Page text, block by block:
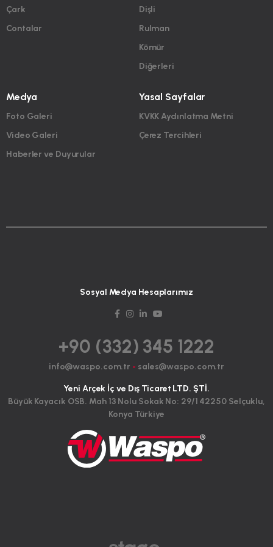
Çark
Contalar
Dişli
Rulman
Kömür
Diğerleri
Medya
Foto Galeri
Video Galeri
Haberler ve Duyurular
Yasal Sayfalar
KVKK Aydınlatma Metni
Çerez Tercihleri
Sosyal Medya Hesaplarımız
+90 (332) 345 1222
info@waspo.com.tr - sales@waspo.com.tr
Yeni Arçek İç ve Dış Ticaret LTD. ŞTİ.
Büyük Kayacık OSB. Mah 13 Nolu Sokak No: 29/1 42250 Selçuklu,
Konya Türkiye